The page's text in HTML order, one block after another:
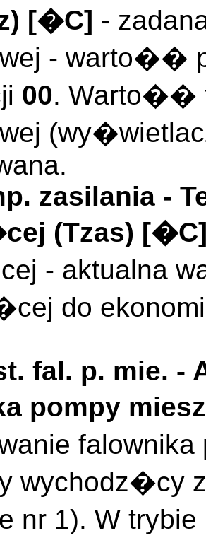
) [�C] -
- warto��
00. Warto��
zasilania -
(Tzas)
- aktualna
do
fal. p. mie. -
pompy
wychodz�cy
nr 1). W